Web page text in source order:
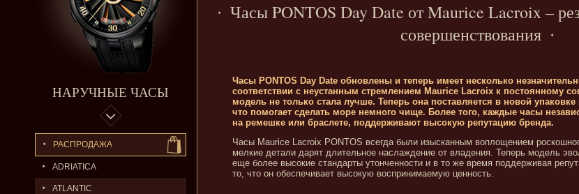
НАРУЧНЫЕ ЧАСЫ
РАСПРОДАЖА
ADRIATICA
ATLANTIC
Часы PONTOS Day Date от Maurice Lacroix –
совершенствования
Часы PONTOS Day Date обновлены и теперь имеет несколько
соответствии с неустанным стремлением Maurice Lacroix к постоянному
модель не только стала лучше. Теперь она поставляется в новой
что помогает сделать море немного чище. Более того, каждые часы
на ремешке или браслете, поддерживают высокую репутацию бренда.
Часы Maurice Lacroix PONTOS всегда были изысканным воплощением
мелкие детали дарят длительное наслаждение от владения. Теперь модель
еще более высокие стандарты утонченности и в то же время поддерживая
то, что он обеспечивает высокую воспринимаемую ценность.